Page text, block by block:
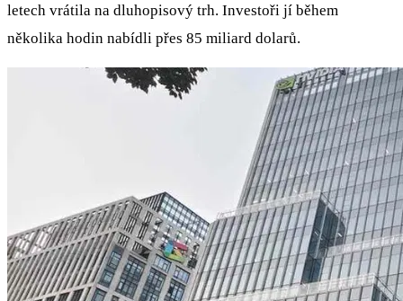
letech vrátila na dluhopisový trh. Investoři jí během
několika hodin nabídli přes 85 miliard dolarů.